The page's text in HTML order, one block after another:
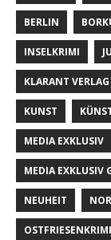
BERLIN
INSELKRIMI
KLARANT VERLAG
KUNST
MEDIA EXKLUSIV
MEDIA EXKLUSIV
NEUHEIT
OSTFRIESENKRIMI